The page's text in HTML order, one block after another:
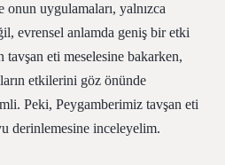
onun uygulamaları, yalnızca
evrensel anlamda geniş bir etki
tavşan eti meselesine bakarken,
etkilerini göz önünde
Peki, Peygamberimiz tavşan eti
derinlemesine inceleyelim.